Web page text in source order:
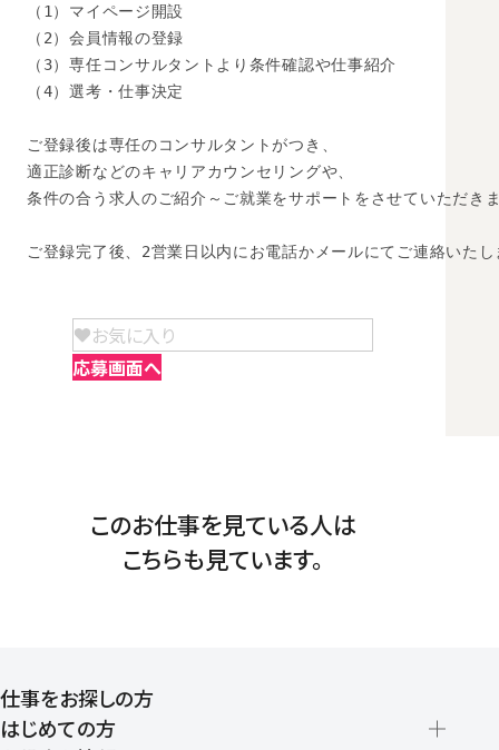
（1）マイページ開設
（2）会員情報の登録
（3）専任コンサルタントより条件確認や仕事紹介
（4）選考・仕事決定
ご登録後は専任のコンサルタントがつき、
適正診断などのキャリアカウンセリングや、
条件の合う求人のご紹介～ご就業をサポートをさせていただき
ご登録完了後、2営業日以内にお電話かメールにてご連絡いたし
お気に入り
応募画面へ
このお仕事を見ている人は
こちらも見ています。
仕事をお探しの方
はじめての方